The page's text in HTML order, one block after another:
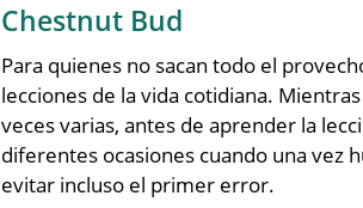
Chestnut Bud
Para quienes no sacan todo el
lecciones de la vida cotidiana.
veces varias, antes de aprender la
diferentes ocasiones cuando una vez
evitar incluso el primer error.